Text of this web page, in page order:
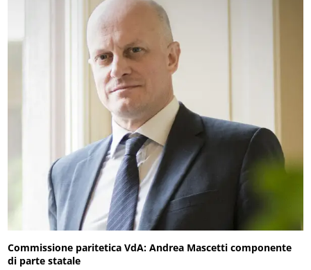
Commissione paritetica VdA: Andrea Mascetti componente
di parte statale